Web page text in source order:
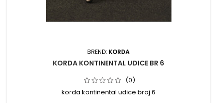
BREND: KORDA
KORDA KONTINENTAL UDICE BR 6
(0)
korda kontinental udice broj 6